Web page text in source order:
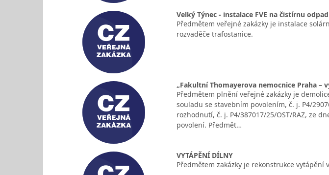
Velký Týnec - instalace FVE na čistírnu
Předmětem veřejné zakázky je instalace
rozvaděče trafostanice.
„Fakultní Thomayerova nemocnice Praha –
Předmětem plnění veřejné zakázky je
souladu se stavebním povolením, č. j. P4/
rozhodnutí, č. j. P4/387017/25/OST/RAZ, ze
povolení. Předmět…
VYTÁPĚNÍ DÍLNY
Předmětem zakázky je rekonstrukce